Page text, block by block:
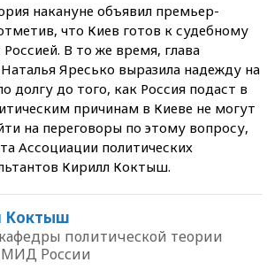
накануне объявил премьер-
что Киев готов к судебному
В то же время, глава
Яресько выразила надежду на
долгу до того, как Россия подаст в
причинам в Киеве не могут
на переговоры по этому вопросу,
Ассоциации политических
Кирилл Коктыш.
Коктыш
политической теории
России